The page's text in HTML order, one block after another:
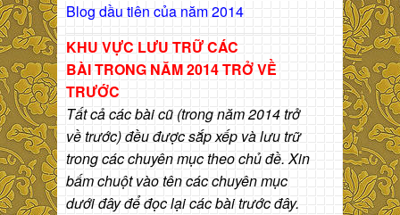
Blog dầu tiên của năm 2014
KHU VỰC LƯU TRỮ CÁC
BÀITRONG NĂM 2014 TRỞ VỀ
TRƯỚC
Tất cả các bài cũ (trong năm 2014 trở
về trước) đều được sắp xếp và lưu trữ
trong các chuyên mục theo chủ đề. Xin
bấm chuột vào tên các chuyên mục
dưới đây để đọc lại các bài trước đây.